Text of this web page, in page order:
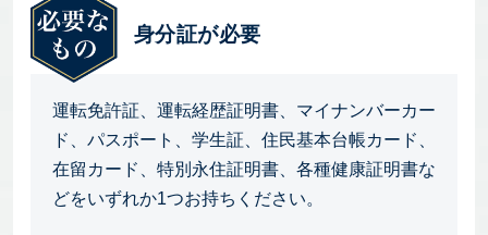
身分証が必要
運転免許証、運転経歴証明書、マイナンバーカー
ド、パスポート、学生証、住民基本台帳カード、
在留カード、特別永住証明書、各種健康証明書な
どをいずれか1つお持ちください。